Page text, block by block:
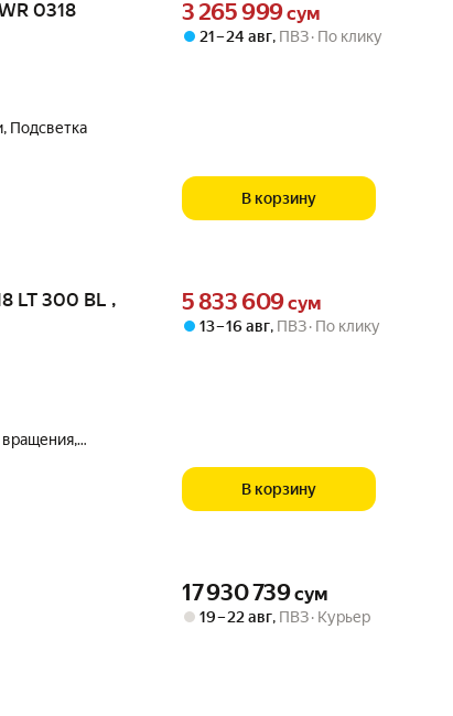
0318
Подсветка
Цена 3265999 сум вместо
3 265 999сум
21 – 24 авг, ПВЗ По клику
В корзину
LT 300 BL ,
вращения,
Цена 5833609 сум вместо
5 833 609сум
13 – 16 авг, ПВЗ По клику
В корзину
Цена 17930739 сум вместо
17 930 739сум
19 – 22 авг, ПВЗ Курьер